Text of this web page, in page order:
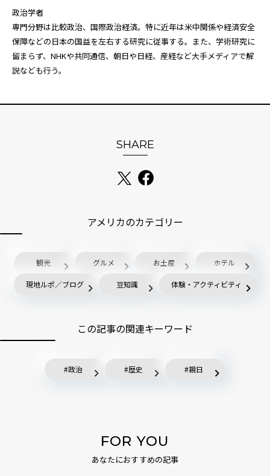
政治学者
専門分野は比較政治、国際政治経済。特に近年は米中関係や経済安全
保障などの日本の国益を左右する研究に従事する。また、学術研究に
留まらず、NHKや共同通信、朝日や日経、産経など大手メディアで解
説なども行う。
SHARE
アメリカのカテゴリー
観光 グルメ お土産 ホテル
現地ルポ／ブログ 豆知識 体験・アクティビティ
この記事の関連キーワード
政治 歴史 親日
FOR YOU
あなたにおすすめの記事